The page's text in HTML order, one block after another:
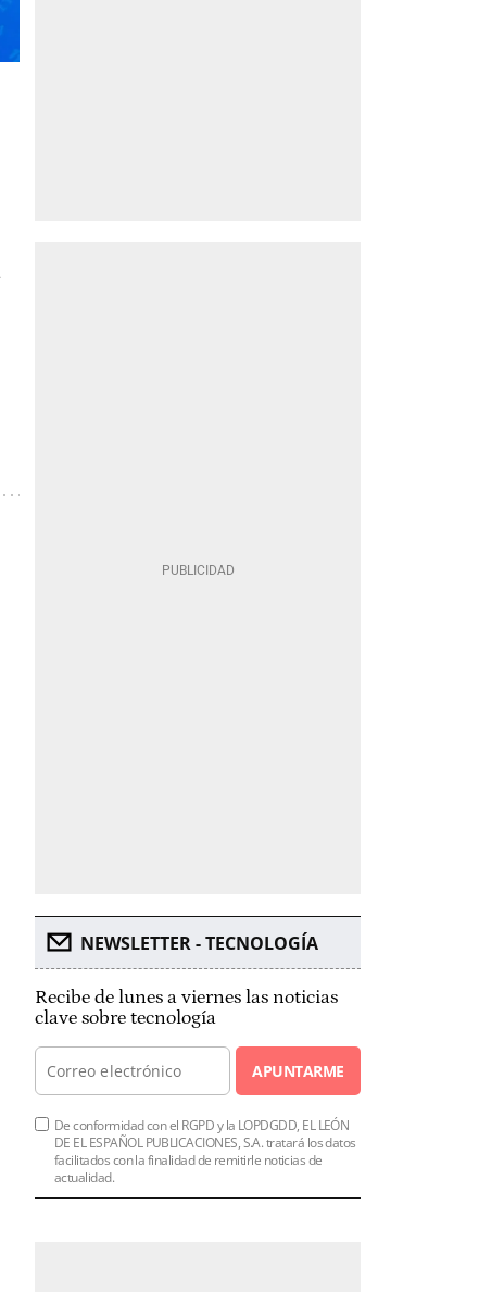
NEWSLETTER - TECNOLOGÍA
Recibe de lunes a viernes las noticias
clave sobre tecnología
APUNTARME
De conformidad con el RGPD y la LOPDGDD, EL LEÓN
DE EL ESPAÑOL PUBLICACIONES, S.A. tratará los datos
facilitados con la finalidad de remitirle noticias de
actualidad.